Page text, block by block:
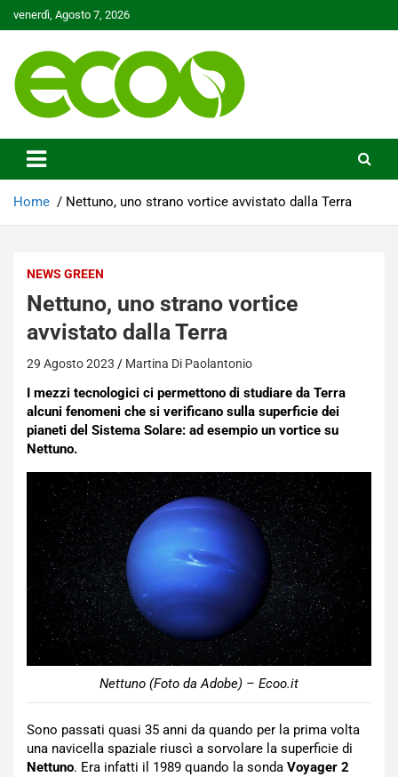
to
venerdì, Agosto 7, 2026
Ecoo.it
Home Nettuno, uno strano vortice avvistato dalla Terra
NEWS GREEN
Nettuno, uno strano vortice
avvistato dalla Terra
29 Agosto 2023 Martina Di Paolantonio
I mezzi tecnologici ci permettono di studiare da Terra
alcuni fenomeni che si verificano sulla superficie dei
pianeti del Sistema Solare: ad esempio un vortice su
Nettuno.
Nettuno (Foto da Adobe) – Ecoo.it
Sono passati quasi 35 anni da quando per la prima volta
una navicella spaziale riuscì a sorvolare la superficie di
Nettuno. Era infatti il 1989 quando la sonda Voyager 2